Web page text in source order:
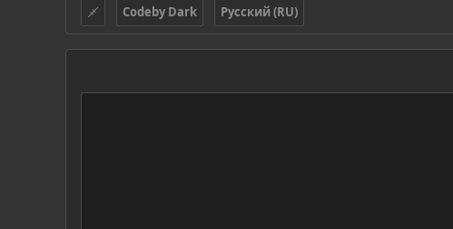
Codeby Dark Русский (RU)